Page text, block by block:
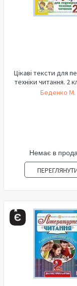
Цікаві тексти для
техніки читання. 2
Беденко М.
Немає в